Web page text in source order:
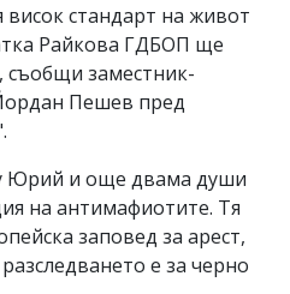
стандарт на живот
Райкова ГДБОП ще
съобщи заместник-
Пешев пред
Юрий и още двама души
на антимафиотите. Тя
заповед за арест,
е за чeрно